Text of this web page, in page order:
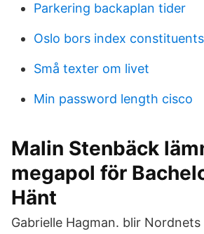
Parkering backaplan tider
Oslo bors index constituents
Små texter om livet
Min password length cisco
Malin Stenbäck
megapol för
Hänt
Gabrielle Hagman. blir